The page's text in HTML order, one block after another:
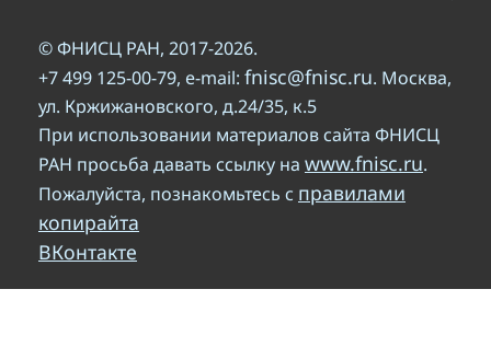
© ФНИСЦ РАН, 2017-2026.
+7 499 125-00-79, e-mail: fnisc@fnisc.ru. Москва,
ул. Кржижановского, д.24/35, к.5
При использовании материалов сайта ФНИСЦ
РАН просьба давать ссылку на www.fnisc.ru.
Пожалуйста, познакомьтесь с правилами
копирайта
ВКонтакте